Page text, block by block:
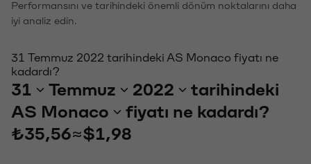
Performansını ve tarihindeki önemli dönüm noktalarını daha
iyi analiz edin.
31 Temmuz 2022 tarihindeki AS Monaco fiyatı ne
kadardı?
31 Temmuz 2022
tarihindeki
AS Monaco
fiyatı ne kadardı?
₺35,56≈$1,98